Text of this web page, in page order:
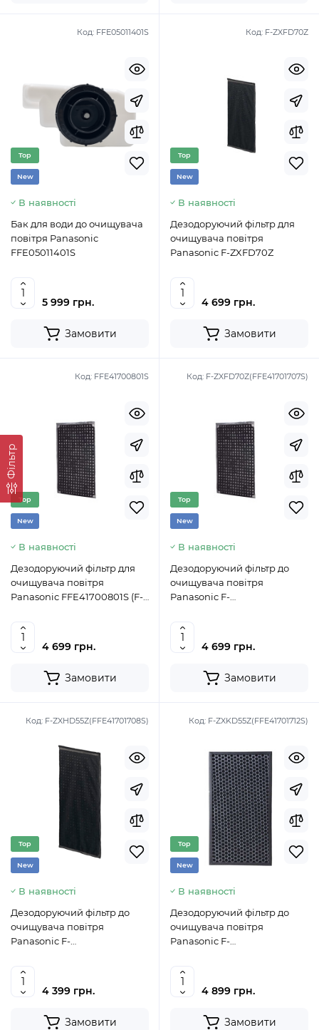
Фільтр
Код: FFE05011401S
Top
New
В наявності
Бак для води до очищувача
повітря Panasonic
FFE05011401S
5 999 грн.
Замовити
Код: F-ZXFD70Z
Top
New
В наявності
Дезодоруючий фільтр для
очищувача повітря
Panasonic F-ZXFD70Z
4 699 грн.
Замовити
Код: FFE41700801S
Top
New
В наявності
Дезодоруючий фільтр для
очищувача повітря
Panasonic FFE41700801S (F-
4 699 грн.
Замовити
Код: F-ZXFD70Z(FFE41701707S)
Top
New
В наявності
Дезодоруючий фільтр до
очищувача повітря
Panasonic F-
4 699 грн.
Замовити
Код: F-ZXHD55Z(FFE41701708S)
Top
New
В наявності
Дезодоруючий фільтр до
очищувача повітря
Panasonic F-
4 399 грн.
Замовити
Код: F-ZXKD55Z(FFE41701712S)
Top
New
В наявності
Дезодоруючий фільтр до
очищувача повітря
Panasonic F-
4 899 грн.
Замовити